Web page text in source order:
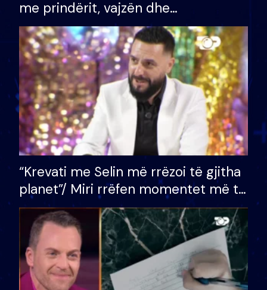
me prindërit, vajzën dhe
bashkëshorten: S’kemi ndonjë letër
divorci apo jo?
“Krevati me Selin më rrëzoi të gjitha
planet”/ Miri rrëfen momentet më të
bukura në shtëpinë e BB VIP: Do më
mungojë zilja e mëngjesit kur…